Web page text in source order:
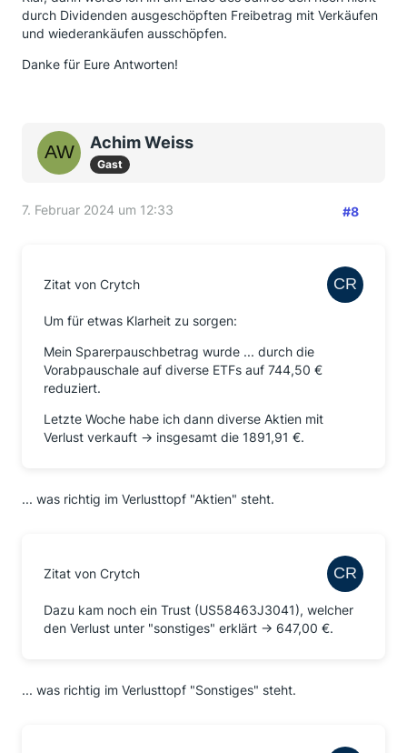
durch Dividenden ausgeschöpften Freibetrag mit Verkäufen
und wiederankäufen ausschöpfen.
Danke für Eure Antworten!
Achim Weiss
Gast
7. Februar 2024 um 12:33 #8
Zitat von Crytch
Um für etwas Klarheit zu sorgen:
Mein Sparerpauschbetrag wurde ... durch die
Vorabpauschale auf diverse ETFs auf 744,50 €
reduziert.
Letzte Woche habe ich dann diverse Aktien mit
Verlust verkauft -> insgesamt die 1891,91 €.
... was richtig im Verlusttopf "Aktien" steht.
Zitat von Crytch
Dazu kam noch ein Trust (US58463J3041), welcher
den Verlust unter "sonstiges" erklärt -> 647,00 €.
... was richtig im Verlusttopf "Sonstiges" steht.